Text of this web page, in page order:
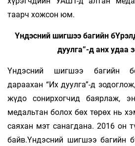
таарч хожсон юм.
Үндэсний шигшээ багийн
дуулга”-д анх удаа
Үндэсний шигшээ багийн
дараахан “Их дуулга”-д
жүдо сонирхогчид баярлаж,
медальтан болох бөх төрөх нь
саяхан мэт санагдана. 2016 он
байв.Үндэсний шигшээ багийн